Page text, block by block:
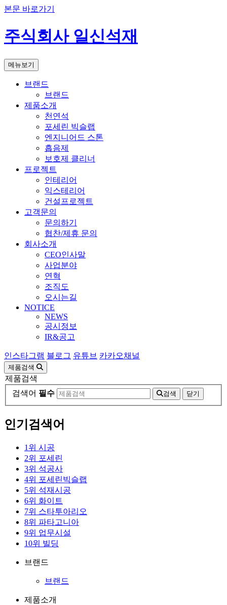
본문 바로가기
주식회사 일신석재
메뉴보기
브랜드
브랜드
제품소개
천연석
포세린 빅슬랩
엔지니어드 스톤
흡음제
보호제 클리너
프로젝트
인테리어
익스테리어
건설프로젝트
고객문의
문의하기
협찬/제휴 문의
회사소개
CEO인사말
사업분야
연혁
조직도
오시는길
NOTICE
NEWS
공시정보
IR&공고
인스타그램 블로그 유튜브 카카오채널
제품검색
제품검색
검색어 필수 검색 닫기
인기검색어
1 위 시공
2위 포세린
3위 석공사
4위 포세린빅슬랩
5위 석재시공
6위 화이트
7위 스타투아리오
8위 파타고니아
9위 업무시설
10위 빌딩
브랜드
브랜드
제품소개